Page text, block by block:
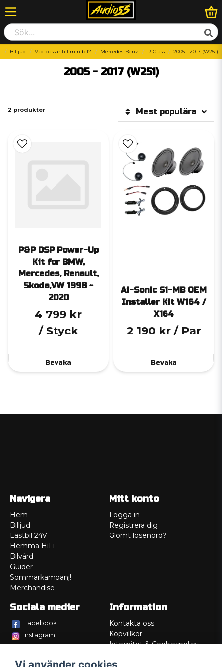
Billjud Vad passar till min bil? Mercedes-Benz R-Class 2005 - 2017 (W251)
2005 - 2017 (W251)
2 produkter Mest populära
P&P DSP Power-Up
Kit for BMW,
Mercedes, Renault,
Skoda,VW 1998 ~
2020
4 799 kr
/ Styck
Bevaka
Ai-Sonic S1-MB OEM
Installer Kit W164 /
X164
2 190 kr / Par
Bevaka
Navigera
Hem
Billjud
Lastbil 24V
Hemma HiFi
Bilvård
Guider
Sommarkampanj!
Merchandise
Mitt konto
Logga in
Registrera dig
Glömt lösenord?
Sociala medier
Facebook
Instagram
Information
Kontakta oss
Köpvillkor
Integritet & Cookiespolicy
Service/Garanti
Vi använder cookies